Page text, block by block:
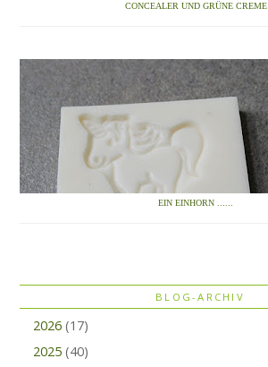
CONCEALER UND GRÜNE CREME
EIN EINHORN ......
BLOG-ARCHIV
2026 (17)
2025 (40)